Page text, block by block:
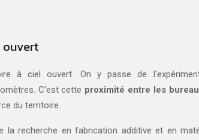
ouvert
à ciel ouvert. On y passe de
C'est cette proximité entre les
du territoire.
la recherche en fabrication additive et en